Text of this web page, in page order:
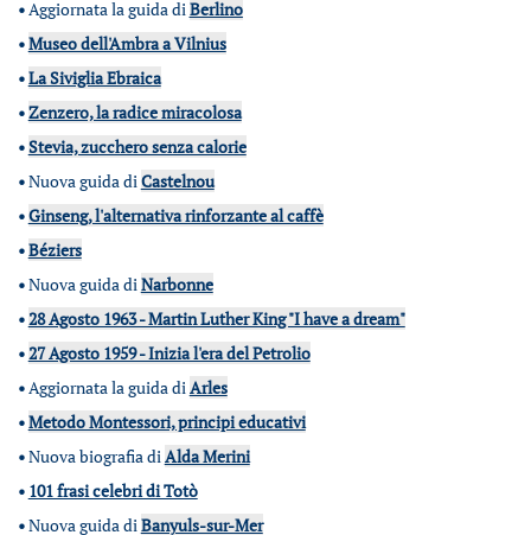
•Aggiornata la guida diBerlino
•Museo dell'Ambra a Vilnius
•La Siviglia Ebraica
•Zenzero, la radice miracolosa
•Stevia, zucchero senza calorie
•Nuova guida diCastelnou
•Ginseng, l'alternativa rinforzante al caffè
•Béziers
•Nuova guida diNarbonne
•28 Agosto 1963 - Martin Luther King "I have a dream"
•27 Agosto 1959 - Inizia l'era del Petrolio
•Aggiornata la guida diArles
•Metodo Montessori, principi educativi
•Nuova biografia diAlda Merini
• 101 frasi celebri di Totò
•Nuova guida diBanyuls-sur-Mer